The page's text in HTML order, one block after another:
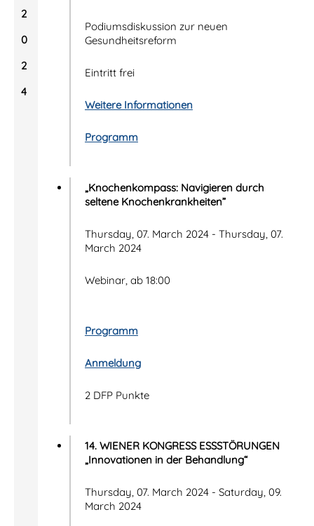
2
0
2
4
Podiumsdiskussion zur neuen
Gesundheitsreform
Eintritt frei
Weitere Informationen
Programm
„Knochenkompass: Navigieren durch
seltene Knochenkrankheiten”
Thursday, 07. March 2024 - Thursday, 07.
March 2024
Webinar, ab 18:00
Programm
Anmeldung
2 DFP Punkte
14. WIENER KONGRESS ESSSTÖRUNGEN
„Innovationen in der Behandlung“
Thursday, 07. March 2024 - Saturday, 09.
March 2024